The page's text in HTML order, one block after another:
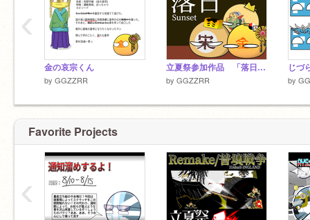
金の哀宗くん
by GGZZRR
立夏祭参加作品 「落日」 #ポーランドボール
by GGZZRR by
‹
Favorite Projects
‹